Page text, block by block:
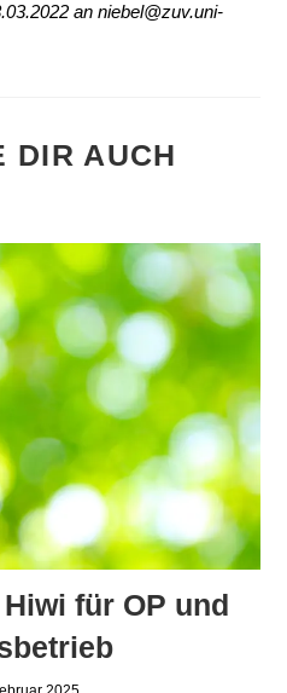
anniebel@zuv.uni-
DIR AUCH
für OP und